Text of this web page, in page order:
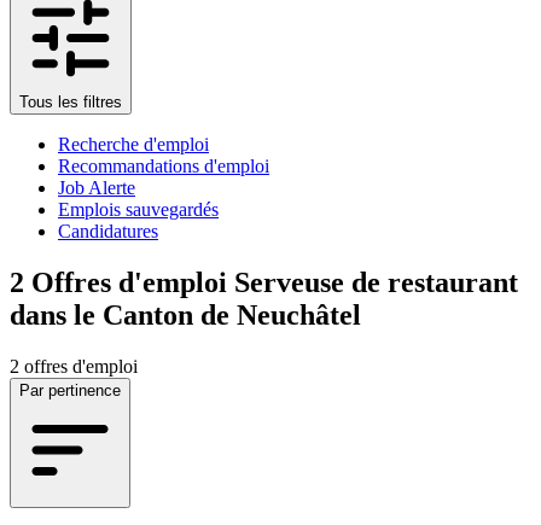
Tous les filtres
Recherche d'emploi
Recommandations d'emploi
Job Alerte
Emplois sauvegardés
Candidatures
2 Offres d'emploi Serveuse de restaurant
dans le Canton de Neuchâtel
2 offres d'emploi
Par pertinence